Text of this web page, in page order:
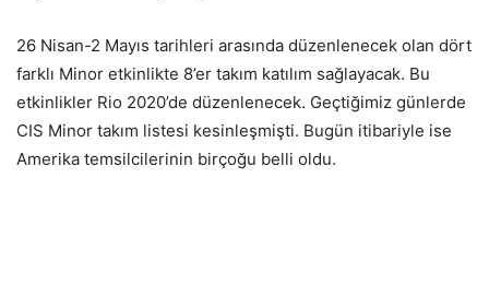
26 Nisan-2 Mayıs tarihleri arasında düzenlenecek olan dört
farklı Minor etkinlikte 8’er takım katılım sağlayacak. Bu
etkinlikler Rio 2020’de düzenlenecek. Geçtiğimiz günlerde
CIS Minor takım listesi kesinleşmişti. Bugün itibariyle ise
Amerika temsilcilerinin birçoğu belli oldu.